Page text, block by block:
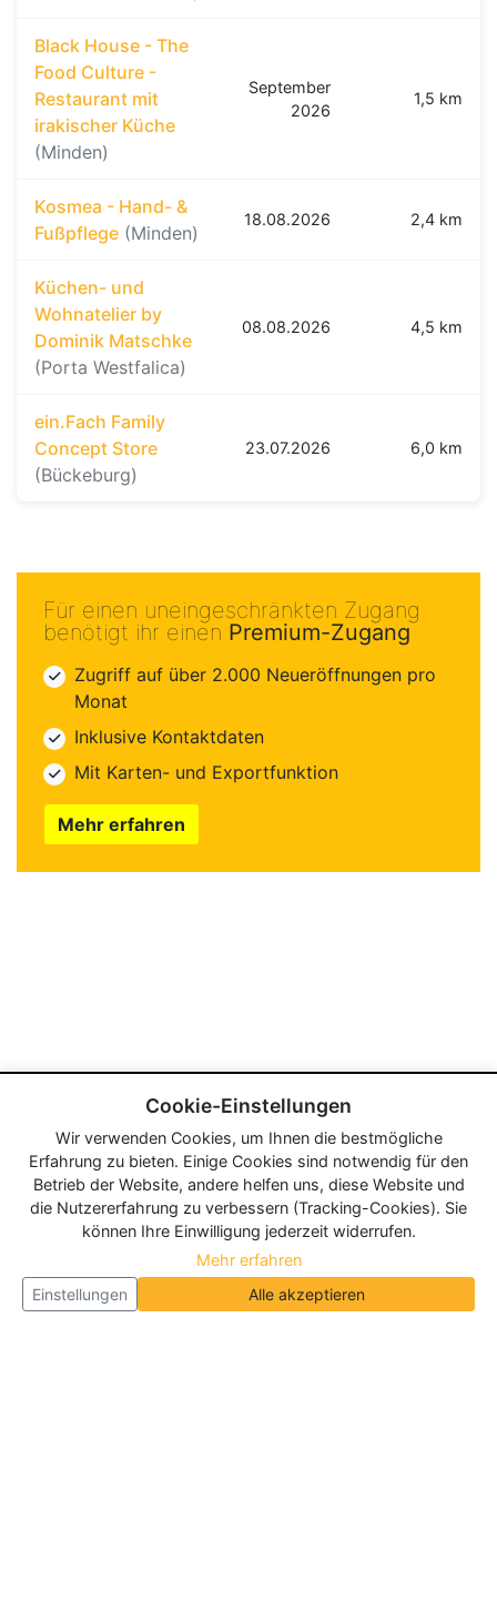
Black House - The
Food Culture -
Restaurant mit
irakischer Küche
(Minden)
September
2026
1,5 km
Kosmea - Hand- &
Fußpflege (Minden)
18.08.2026 2,4 km
Küchen- und
Wohnatelier by
Dominik Matschke
(Porta Westfalica)
08.08.2026 4,5 km
ein.Fach Family
Concept Store
(Bückeburg)
23.07.2026 6,0 km
Für einen uneingeschränkten Zugang
benötigt ihr einen Premium-Zugang
Zugriff auf über 2.000 Neueröffnungen pro
Monat
Inklusive Kontaktdaten
Mit Karten- und Exportfunktion
Mehr erfahren
Cookie-Einstellungen
Wir verwenden Cookies, um Ihnen die bestmögliche
Erfahrung zu bieten. Einige Cookies sind notwendig für den
Betrieb der Website, andere helfen uns, diese Website und
die Nutzererfahrung zu verbessern (Tracking-Cookies). Sie
können Ihre Einwilligung jederzeit widerrufen.
Mehr erfahren
Einstellungen
Alle akzeptieren